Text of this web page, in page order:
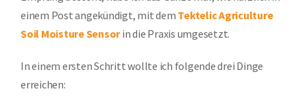
einem Post angekündigt, mit dem Tektelic Agriculture
Soil Moisture Sensorin die Praxis umgesetzt.
In einem ersten Schritt wollte ich folgende drei Dinge
erreichen: